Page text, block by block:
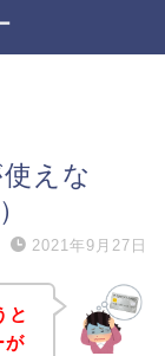
えな
2021年9月27日
と
が